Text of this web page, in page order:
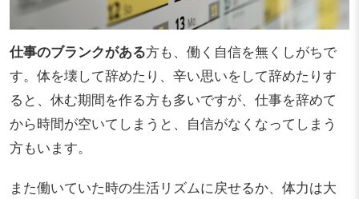
仕事のブランクがある方も、働く自信を無くしがちで
す。体を壊して辞めたり、辛い思いをして辞めたりす
ると、休む期間を作る方も多いですが、仕事を辞めて
から時間が空いてしまうと、自信がなくなってしまう
方もいます。
また働いていた時の生活リズムに戻せるか、体力は大